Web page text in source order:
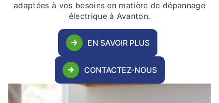
adaptées à vos besoins en matière de dépannage
électrique à Avanton.
EN SAVOIR PLUS
CONTACTEZ-NOUS